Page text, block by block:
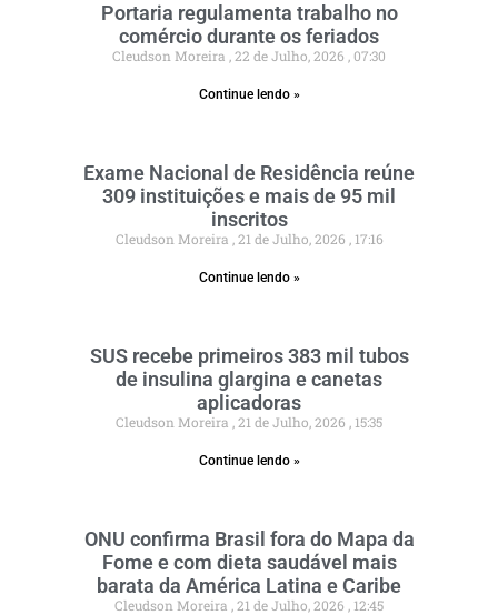
Portaria regulamenta trabalho no
comércio durante os feriados
Cleudson Moreira 22 de Julho, 2026 07:30
Continue lendo »
Exame Nacional de Residência reúne
309 instituições e mais de 95 mil
inscritos
Cleudson Moreira 21 de Julho, 2026 17:16
Continue lendo »
SUS recebe primeiros 383 mil tubos
de insulina glargina e canetas
aplicadoras
Cleudson Moreira 21 de Julho, 2026 15:35
Continue lendo »
ONU confirma Brasil fora do Mapa da
Fome e com dieta saudável mais
barata da América Latina e Caribe
Cleudson Moreira 21 de Julho, 2026 12:45